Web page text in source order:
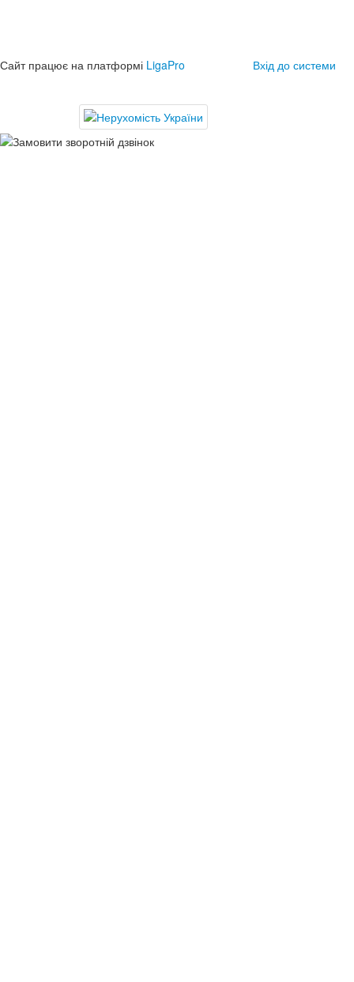
Сайт працює на платформі LigaPro Вхід до системи